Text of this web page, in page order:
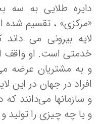
طلایی به سه
، تقسیم شده
بیرونی می داند
است. او واقف است
به مشتریان عرضه
در جهان در این لایه
سازمانها می‌دانند که
چه چیزی را تولید و به